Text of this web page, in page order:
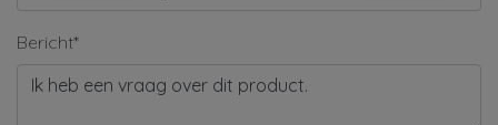
Bericht*